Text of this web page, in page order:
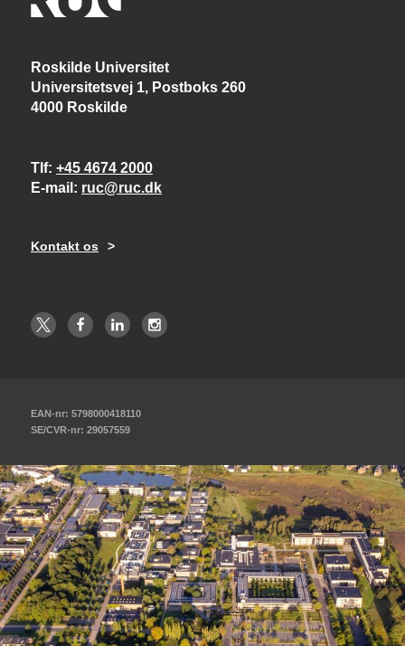
Roskilde Universitet
Universitetsvej 1, Postboks 260
4000 Roskilde
Tlf +45 4674 2000
E-mail
ruc@ruc.dk
Kontakt os
EAN-nr: 5798000418110
SE/CVR-nr: 29057559